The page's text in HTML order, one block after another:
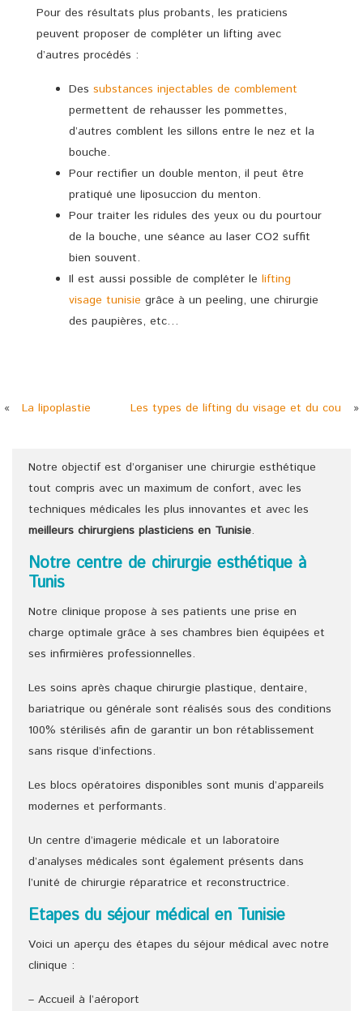
Pour des résultats plus probants, les praticiens
peuvent proposer de compléter un lifting avec
d’autres procédés :
Des substances injectables de comblement
permettent de rehausser les pommettes,
d’autres comblent les sillons entre le nez et la
bouche.
Pour rectifier un double menton, il peut être
pratiqué une liposuccion du menton.
Pour traiter les ridules des yeux ou du pourtour
de la bouche, une séance au laser CO2 suffit
bien souvent.
Il est aussi possible de compléter le lifting
visage tunisie grâce à un peeling, une chirurgie
des paupières, etc…
« La lipoplastie Les types de lifting du visage et du cou »
Notre objectif est d’organiser une chirurgie esthétique
tout compris avec un maximum de confort, avec les
techniques médicales les plus innovantes et avec les
meilleurs chirurgiens plasticiens en Tunisie.
Notre centre de chirurgie esthétique à
Tunis
Notre clinique propose à ses patients une prise en
charge optimale grâce à ses chambres bien équipées et
ses infirmières professionnelles.
Les soins après chaque chirurgie plastique, dentaire,
bariatrique ou générale sont réalisés sous des conditions
100% stérilisés afin de garantir un bon rétablissement
sans risque d’infections.
Les blocs opératoires disponibles sont munis d’appareils
modernes et performants.
Un centre d’imagerie médicale et un laboratoire
d’analyses médicales sont également présents dans
l’unité de chirurgie réparatrice et reconstructrice.
Etapes du séjour médical en Tunisie
Voici un aperçu des étapes du séjour médical avec notre
clinique :
– Accueil à l’aéroport